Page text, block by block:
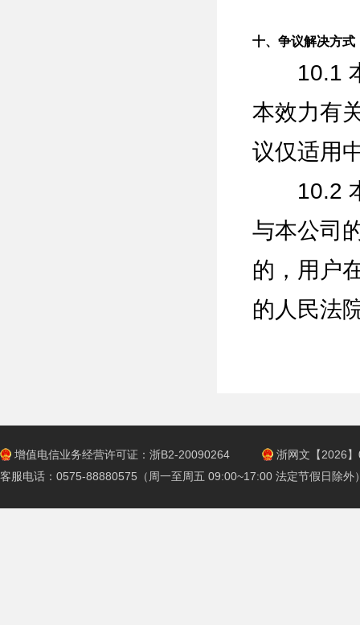
十、争议解决方式
10.1 本
本效力有
议仅适用
10.2 本
与本公司
的，用户
的人民法
增值电信业务经营许可证：浙B2-20090264
浙网文【2026
客服电话：0575-88880575（周一至周五 09:00~17:00 法定节假